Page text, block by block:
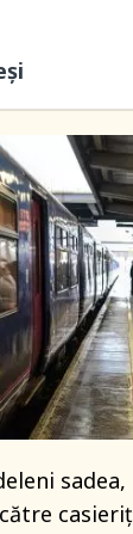
sadea,